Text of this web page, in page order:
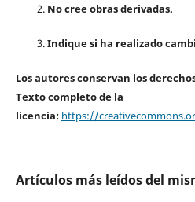
No cree obras derivadas.
Indique si ha realizado
Los autores conservan los
Texto completo de la
licencia: https://
Artículos más leídos del